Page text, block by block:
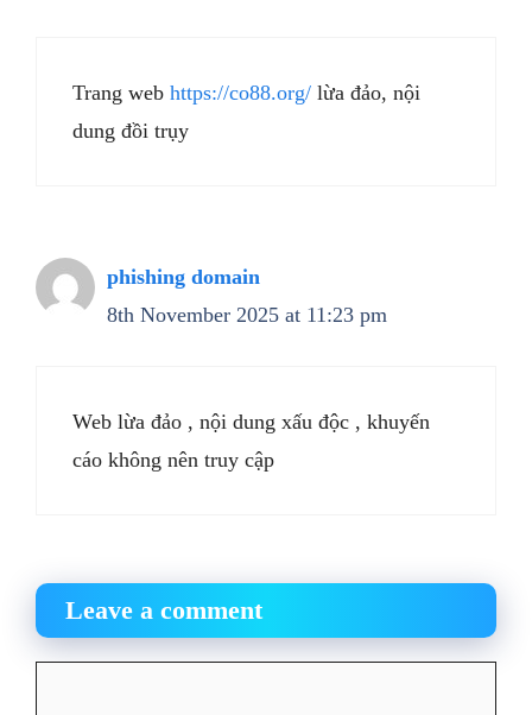
Trang web https://co88.org/ lừa đảo, nội
dung đồi trụy
phishing domain
8th November 2025 at 11:23 pm
Web lừa đảo , nội dung xấu độc , khuyến
cáo không nên truy cập
Leave a comment